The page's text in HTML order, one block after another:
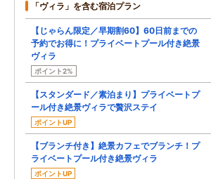
「ヴィラ」を含む宿泊プラン
【じゃらん限定／早期割60】60日前までの
予約でお得に！プライベートプール付き絶景
ヴィラ
ポイント2%
【スタンダード／素泊まり】プライベートプ
ール付き絶景ヴィラで贅沢ステイ
ポイントUP
【ブランチ付き】絶景カフェでブランチ！プ
ライベートプール付き絶景ヴィラ
ポイントUP